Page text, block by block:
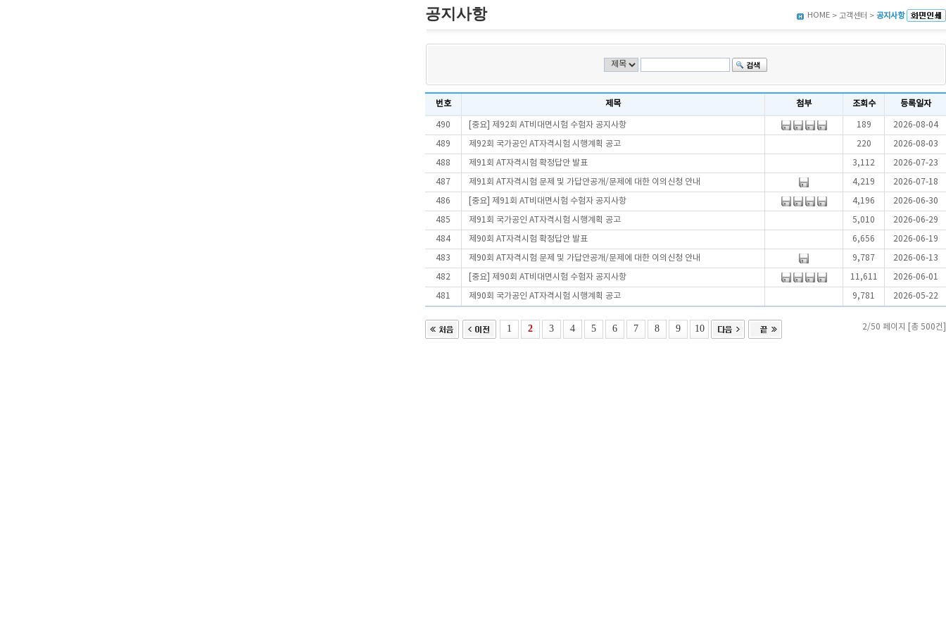
공지사항 HOME > 고객센터 > 공지사항
번호 제목 첨부 조회수 등록일자
490 [중요] 제92회 AT비대면시험 수험자 공지사항 189 2026-08-04
489 제92회 국가공인 AT자격시험 시행계획 공고 220 2026-08-03
488 제91회 AT자격시험 확정답안 발표 3,112 2026-07-23
487 제91회 AT자격시험 문제 및 가답안공개/문제에 대한 이의신청 안내 4,219 2026-07-18
486 [중요] 제91회 AT비대면시험 수험자 공지사항 4,196 2026-06-30
485 제91회 국가공인 AT자격시험 시행계획 공고 5,010 2026-06-29
484 제90회 AT자격시험 확정답안 발표 6,656 2026-06-19
483 제90회 AT자격시험 문제 및 가답안공개/문제에 대한 이의신청 안내 9,787 2026-06-13
482 [중요] 제90회 AT비대면시험 수험자 공지사항 11,611 2026-06-01
481 제90회 국가공인 AT자격시험 시행계획 공고 9,781 2026-05-22
1 2 3 4 5 6 7 8 9 10 2/50 페이지 [총 500건]